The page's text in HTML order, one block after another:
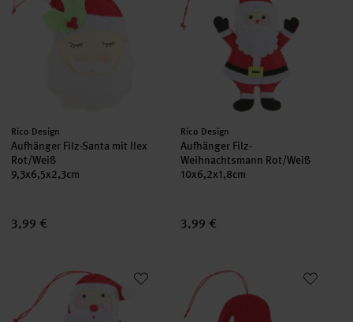
Hersteller:
Rico Design
Aufhänger Filz-Santa mit Ilex
Rot/Weiß
9,3x6,5x2,3cm
3,99 €
Hersteller:
Rico Design
Aufhänger Filz-
Weihnachtsmann Rot/Weiß
10x6,2x1,8cm
3,99 €
Aufhänger Filz-Weihnachtsmann mit Herz Rot/Weiß
Aufhänger Filz-Santa mit